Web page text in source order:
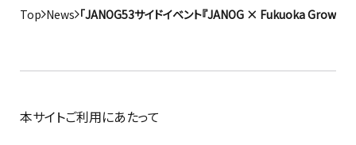
Top News 「JANOG53サイドイベント『JANOG × Fukuoka Growth
本サイトご利用にあたって